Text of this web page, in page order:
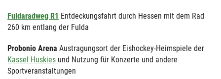
Fuldaradweg R1 Entdeckungsfahrt durch Hessen mit dem Rad
260 km entlang der Fulda
Probonio Arena Austragungsort der Eishockey-Heimspiele der
Kassel Huskies und Nutzung für Konzerte und andere
Sportveranstaltungen